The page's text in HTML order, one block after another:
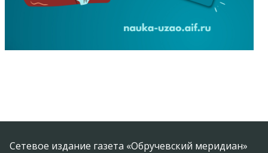
Сетевое издание газета «Обручевский меридиан»